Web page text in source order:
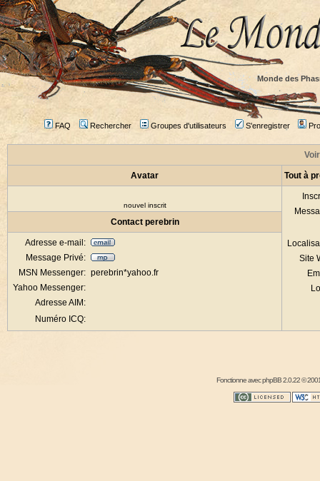
Monde des
FAQ Rechercher Groupes d'utilisateurs S'enregistrer
Avatar Tout à
nouvel inscrit
Site
Contact perebrin
Adresse e-mail:
Message Privé:
MSN Messenger: perebrin*yahoo.fr
Yahoo Messenger:
Adresse AIM:
Numéro ICQ:
Fonctionne avecphpBB2.0.22 ©